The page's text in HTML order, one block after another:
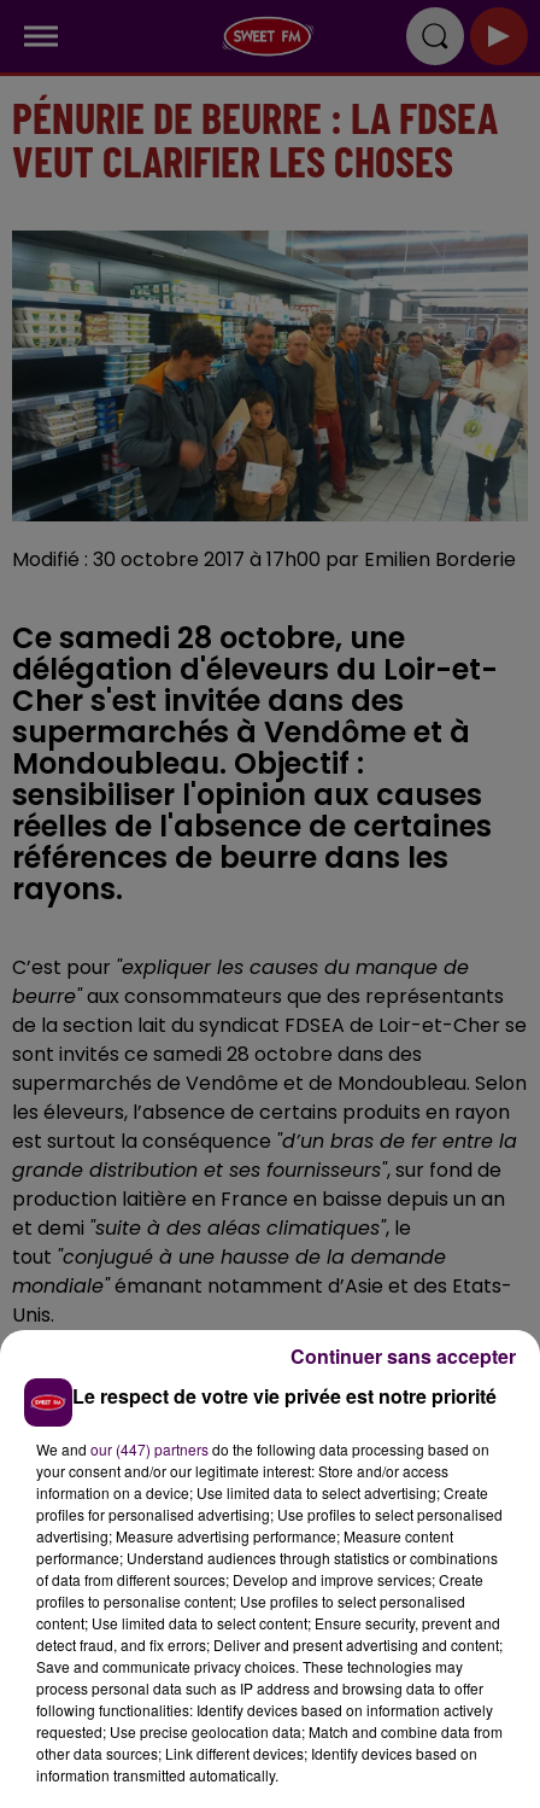
PÉNURIE DE BEURRE : LA FDSEA
VEUT CLARIFIER LES CHOSES
Modifié : 30 octobre 2017 à 17h00 par Emilien Borderie
Ce samedi 28 octobre, une
délégation d'éleveurs du Loir-et-
Cher s'est invitée dans des
supermarchés à Vendôme et à
Mondoubleau. Objectif :
sensibiliser l'opinion aux causes
réelles de l'absence de certaines
références de beurre dans les
rayons.
C’est pour "expliquer les causes du manque de
beurre"aux consommateurs que des représentants
de la section lait du syndicat FDSEA de Loir-et-Cher se
sont invités ce samedi 28 octobre dans des
supermarchés de Vendôme et de Mondoubleau. Selon
les éleveurs, l’absence de certains produits en rayon
est surtout la conséquence "d’un bras de fer entre la
grande distribution et ses fournisseurs", sur fond de
production laitière en France en baisse depuis un an
et demi "suite à des aléas climatiques", le
tout "conjugué à une hausse de la demande
mondiale"émanant notamment d’Asie et des Etats-
Unis.
Les industriels préfèrent vendre à l'export
L’offre s’est restreinte, la demande a grimpé : en toute
logique, on est arrivé à une augmentation du prix du
beurre. Sauf que, d’après les éleveurs,"la grande
distribution française ne souhaitant pas s’aligner sur
les tarifs du marché, les transformateurs ne la
fournissent pas et préfèrent vendre à l’export ou aux
biscuiteries et boulangeries industrielles". D’où les
rayons clairsemés depuis quelques semaines. Des
éleveurs qui, tablant sur un accord entre les grandes
enseignes et les industriels du lait, espèrent aussi
profiter, dans la foulée, d’une"répercussion
nécessaire sur le prix d’achat du lait".
Le respect de votre vie privée est notre priorité
We and our (447) partnersdo the following data processing based on
your consent and/or our legitimate interest: Store and/or access
information on a device; Use limited data to select advertising; Create
profiles for personalised advertising; Use profiles to select personalised
advertising; Measure advertising performance; Measure content
performance; Understand audiences through statistics or combinations
of data from different sources; Develop and improve services; Create
profiles to personalise content; Use profiles to select personalised
content; Use limited data to select content; Ensure security, prevent and
detect fraud, and fix errors; Deliver and present advertising and content;
Save and communicate privacy choices. These technologies may
process personal data such as IP address and browsing data to offer
following functionalities: Identify devices based on information actively
requested; Use precise geolocation data; Match and combine data from
other data sources; Link different devices; Identify devices based on
information transmitted automatically.
Continuer sans accepter